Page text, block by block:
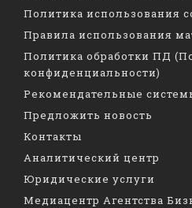
Политика использования
Правила использования
Политика обработки ПД
конфиденциальности)
Рекомендательные
Предложить новость
Контакты
Аналитический центр
Юридические услуги
Медиацентр Агентства